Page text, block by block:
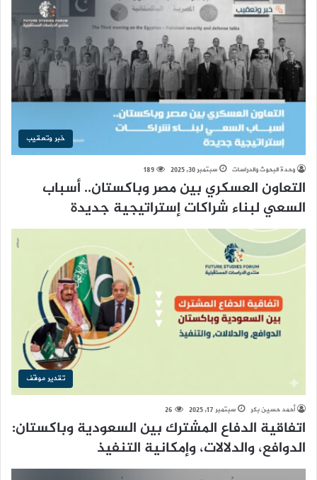
خبر وتعقيب
وحدة البحوث والدراسات سبتمبر 30, 2025 189
التعاون العسكري بين مصر وباكستان.. أسباب
السعي لبناء شراكات إستراتيجية جديدة
تقدير موقف
أحمد حسين بكر سبتمبر 17, 2025 26
اتفاقية الدفاع المشترك بين السعودية وباكستان:
الدوافع، والدلالات، وإمكانية التنفيذ